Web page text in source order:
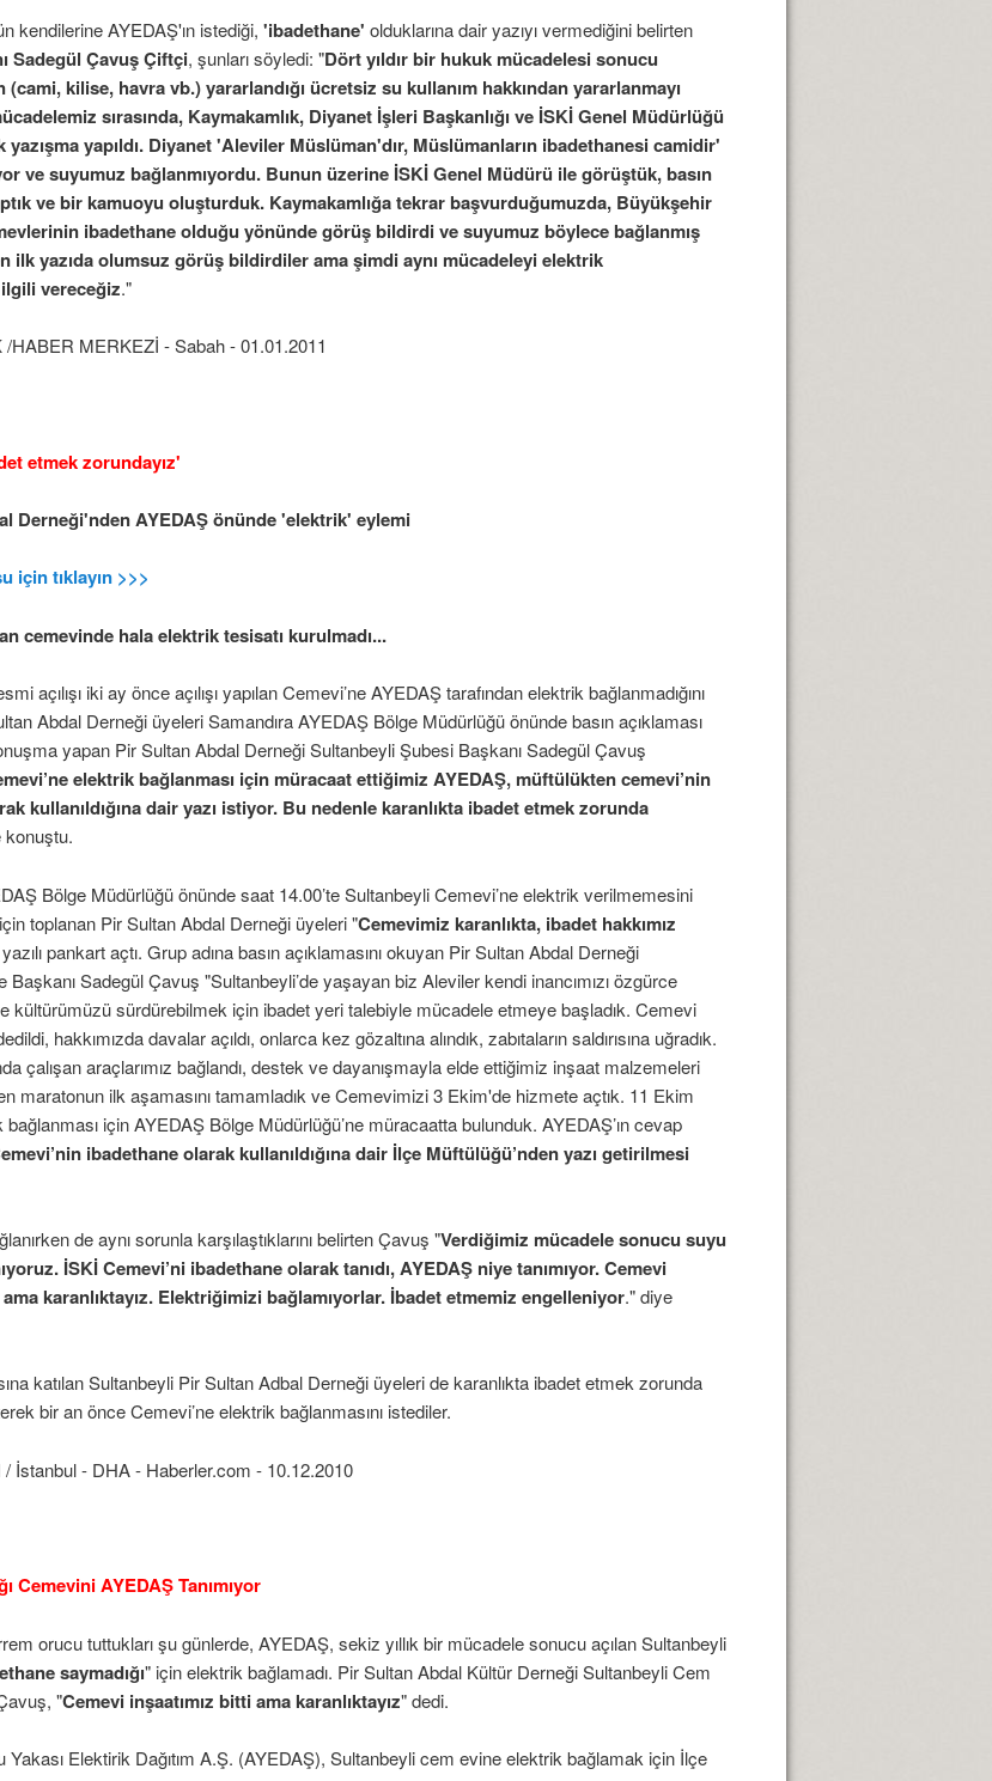
gösterdi
çıkardılar!
kendilerine AYEDAŞ'ın istediği, 'ibadethane' olduklarına dair yazıyı vermediğini belirten
Sadegül Çavuş Çiftçi, şunları söyledi: "Dört yıldır bir hukuk mücadelesi sonucu
kilise, havra vb.) yararlandığı ücretsiz su kullanım hakkından yararlanmayı
sırasında, Kaymakamlık, Diyanet İşleri Başkanlığı ve İSKİ Genel Müdürlüğü
yazışma yapıldı. Diyanet 'Aleviler Müslüman'dır, Müslümanların ibadethanesi camidir'
ve suyumuz bağlanmıyordu. Bunun üzerine İSKİ Genel Müdürü ile görüştük, basın
ve bir kamuoyu oluşturduk. Kaymakamlığa tekrar başvurduğumuzda, Büyükşehir
ibadethane olduğu yönünde görüş bildirdi ve suyumuz böylece bağlanmış
ilk yazıda olumsuz görüş bildirdiler ama şimdi aynı mücadeleyi elektrik
vereceğiz."
HABER MERKEZİ - Sabah - 01.01.2011
etmek zorundayız'
Derneği'nden AYEDAŞ önünde 'elektrik' eylemi
için tıklayın >>>
cemevinde hala elektrik tesisatı kurulmadı...
açılışı iki ay önce açılışı yapılan Cemevi’ne AYEDAŞ tarafından elektrik bağlanmadığını
Abdal Derneği üyeleri Samandıra AYEDAŞ Bölge Müdürlüğü önünde basın açıklaması
yapan Pir Sultan Abdal Derneği Sultanbeyli Şubesi Başkanı Sadegül Çavuş
elektrik bağlanması için müracaat ettiğimiz AYEDAŞ, müftülükten cemevi’nin
kullanıldığına dair yazı istiyor. Bu nedenle karanlıkta ibadet etmek zorunda
konuştu.
Bölge Müdürlüğü önünde saat 14.00’te Sultanbeyli Cemevi’ne elektrik verilmemesini
toplanan Pir Sultan Abdal Derneği üyeleri "Cemevimiz karanlıkta, ibadet hakkımız
pankart açtı. Grup adına basın açıklamasını okuyan Pir Sultan Abdal Derneği
Başkanı Sadegül Çavuş "Sultanbeyli’de yaşayan biz Aleviler kendi inancımızı özgürce
kültürümüzü sürdürebilmek için ibadet yeri talebiyle mücadele etmeye başladık. Cemevi
hakkımızda davalar açıldı, onlarca kez gözaltına alındık, zabıtaların saldırısına uğradık.
çalışan araçlarımız bağlandı, destek ve dayanışmayla elde ettiğimiz inşaat malzemeleri
maratonun ilk aşamasını tamamladık ve Cemevimizi 3 Ekim'de hizmete açtık. 11 Ekim
için AYEDAŞ Bölge Müdürlüğü’ne müracaatta bulunduk. AYEDAŞ’ın cevap
ibadethane olarak kullanıldığına dair İlçe Müftülüğü’nden yazı getirilmesi
de aynı sorunla karşılaştıklarını belirten Çavuş "Verdiğimiz mücadele sonucu suyu
İSKİ Cemevi’ni ibadethane olarak tanıdı, AYEDAŞ niye tanımıyor. Cemevi
ama karanlıktayız. Elektriğimizi bağlamıyorlar. İbadet etmemiz engelleniyor." diye
katılan Sultanbeyli Pir Sultan Adbal Derneği üyeleri de karanlıkta ibadet etmek zorunda
bir an önce Cemevi’ne elektrik bağlanmasını istediler.
İstanbul - DHA - Haberler.com - 10.12.2010
Cemevini AYEDAŞ Tanımıyor
orucu tuttukları şu günlerde, AYEDAŞ, sekiz yıllık bir mücadele sonucu açılan Sultanbeyli
saymadığı" için elektrik bağlamadı. Pir Sultan Abdal Kültür Derneği Sultanbeyli Cem
"Cemevi inşaatımız bitti ama karanlıktayız" dedi.
Yakası Elektirik Dağıtım A.Ş. (AYEDAŞ), Sultanbeyli cem evine elektrik bağlamak için İlçe